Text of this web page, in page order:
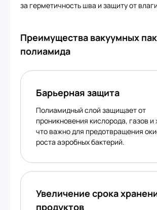
за герметичность шва и защиту от
Преимущества вакуумных
полиамида
Барьерная защита
Полиамидный слой защищает от
проникновения кислорода, газов и
что важно для предотвращения
роста аэробных бактерий.
Увеличение срока
продуктов